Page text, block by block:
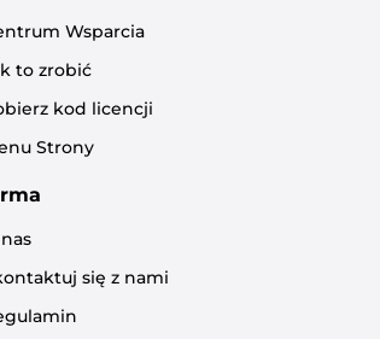
Wsparcia
to zrobić
kod licencji
Strony
się z nami